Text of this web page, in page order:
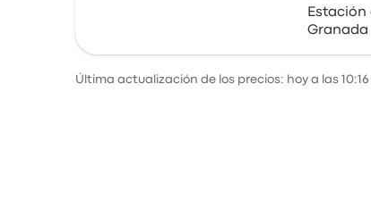
Estación
Granada
Última actualización de los precios: hoy a las 10:16